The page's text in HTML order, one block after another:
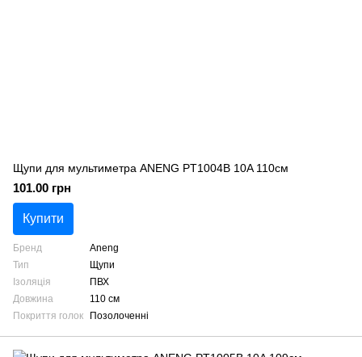
Щупи для мультиметра ANENG PT1004B 10A 110см
101.00 грн
Купити
Бренд
Aneng
Тип
Щупи
Ізоляція
ПВХ
Довжина
110 см
Покриття голок
Позолоченні